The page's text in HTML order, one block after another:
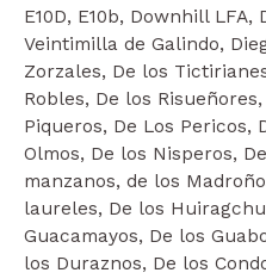
E10D, E10b, Downhill
Veintimilla de Galindo,
Zorzales, De los
Robles, De los
Piqueros, De Los Pericos,
Olmos, De los Nisperos,
manzanos, de los
laureles, De los
Guacamayos, De los
los Duraznos, De los